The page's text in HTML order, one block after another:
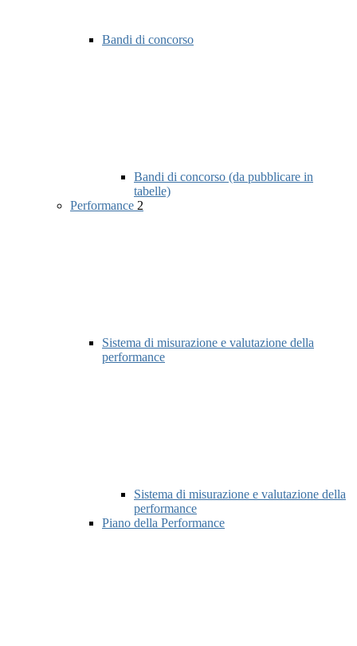
Bandi di concorso
Bandi di concorso (da pubblicare in
tabelle)
Performance 2
Sistema di misurazione e valutazione della
performance
Sistema di misurazione e valutazione della
performance
Piano della Performance